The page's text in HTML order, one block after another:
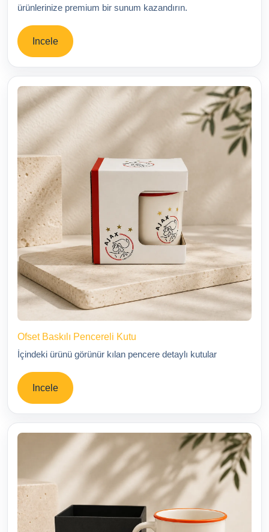
ürünlerinize premium bir sunum kazandırın.
Incele
Ofset Baskılı Pencereli Kutu
İçindeki ürünü görünür kılan pencere detaylı kutular
Incele